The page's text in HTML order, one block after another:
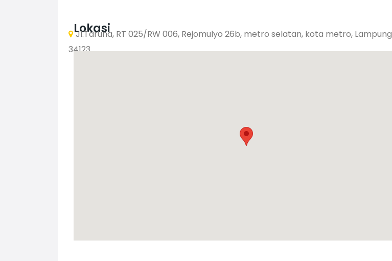
Lokasi
Jl.Taruna, RT 025/RW 006, Rejomulyo 26b, metro selatan, kota metro, Lampung
34123